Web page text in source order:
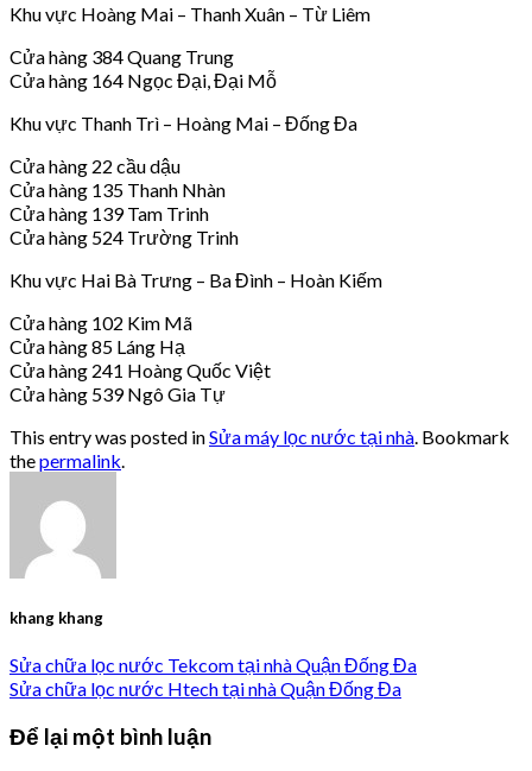
Khu vực Hoàng Mai – Thanh Xuân – Từ Liêm
Cửa hàng 384 Quang Trung
Cửa hàng 164 Ngọc Đại, Đại Mỗ
Khu vực Thanh Trì – Hoàng Mai – Đống Đa
Cửa hàng 22 cầu dậu
Cửa hàng 135 Thanh Nhàn
Cửa hàng 139 Tam Trinh
Cửa hàng 524 Trường Trinh
Khu vực Hai Bà Trưng – Ba Đình – Hoàn Kiếm
Cửa hàng 102 Kim Mã
Cửa hàng 85 Láng Hạ
Cửa hàng 241 Hoàng Quốc Việt
Cửa hàng 539 Ngô Gia Tự
This entry was posted inSửa máy lọc nước tại nhà . Bookmark
thepermalink
khang khang
Sửa chữa lọc nước Tekcom tại nhà Quận Đống Đa
Sửa chữa lọc nước Htech tại nhà Quận Đống Đa
Để lại một bình luận